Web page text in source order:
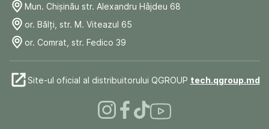
Mun. Chişinău str. Alexandru Hâjdeu 68
or. Bălți, str. M. Viteazul 65
or. Comrat, str. Fedico 39
Site-ul oficial al distribuitorului QGROUP tech.qgroup.md